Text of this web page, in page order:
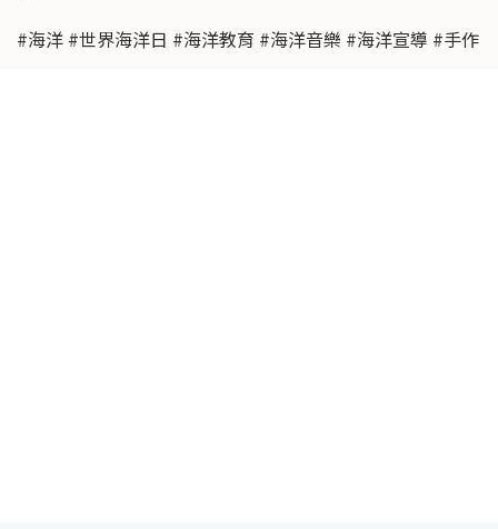
#海洋 #世界海洋日 #海洋教育 #海洋音樂 #海洋宣導 #手作